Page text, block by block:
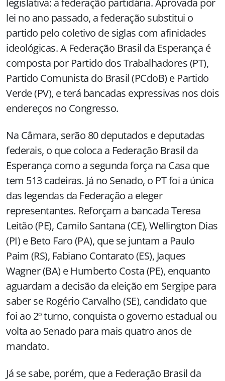
legislativa: a federação partidária. Aprovada por
lei no ano passado, a federação substitui o
partido pelo coletivo de siglas com afinidades
ideológicas. A Federação Brasil da Esperança é
composta por Partido dos Trabalhadores (PT),
Partido Comunista do Brasil (PCdoB) e Partido
Verde (PV), e terá bancadas expressivas nos dois
endereços no Congresso.
Na Câmara, serão 80 deputados e deputadas
federais, o que coloca a Federação Brasil da
Esperança como a segunda força na Casa que
tem 513 cadeiras. Já no Senado, o PT foi a única
das legendas da Federação a eleger
representantes. Reforçam a bancada Teresa
Leitão (PE), Camilo Santana (CE), Wellington Dias
(PI) e Beto Faro (PA), que se juntam a Paulo
Paim (RS), Fabiano Contarato (ES), Jaques
Wagner (BA) e Humberto Costa (PE), enquanto
aguardam a decisão da eleição em Sergipe para
saber se Rogério Carvalho (SE), candidato que
foi ao 2º turno, conquista o governo estadual ou
volta ao Senado para mais quatro anos de
mandato.
Já se sabe, porém, que a Federação Brasil da